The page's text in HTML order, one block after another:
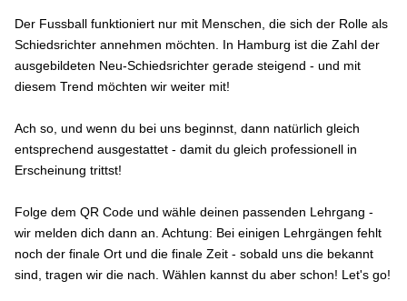
Der Fussball funktioniert nur mit Menschen, die sich der Rolle als
Schiedsrichter annehmen möchten. In Hamburg ist die Zahl der
ausgebildeten Neu-Schiedsrichter gerade steigend - und mit
diesem Trend möchten wir weiter mit!
Ach so, und wenn du bei uns beginnst, dann natürlich gleich
entsprechend ausgestattet - damit du gleich professionell in
Erscheinung trittst!
Folge dem QR Code und wähle deinen passenden Lehrgang -
wir melden dich dann an. Achtung: Bei einigen Lehrgängen fehlt
noch der finale Ort und die finale Zeit - sobald uns die bekannt
sind, tragen wir die nach. Wählen kannst du aber schon! Let's go!